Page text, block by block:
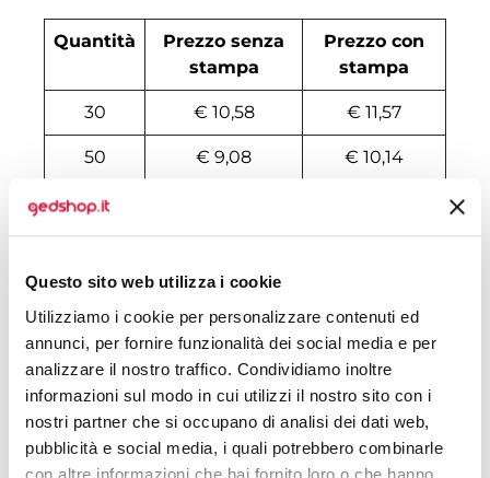
Questo sito web utilizza i cookie
Utilizziamo i cookie per personalizzare contenuti ed
annunci, per fornire funzionalità dei social media e per
analizzare il nostro traffico. Condividiamo inoltre
informazioni sul modo in cui utilizzi il nostro sito con i
nostri partner che si occupano di analisi dei dati web,
pubblicità e social media, i quali potrebbero combinarle
con altre informazioni che hai fornito loro o che hanno
Quantità
Prezzo senza
stampa
Prezzo con
stampa
30 € 10,58 € 11,57
50 € 9,08 € 10,14
100
500 € 6,46
1000 € 5,93 € 6,31
1500 € 5,89 € 6,11
2000 € 5,74 € 5,98
3000 € 5,66 € 5,91